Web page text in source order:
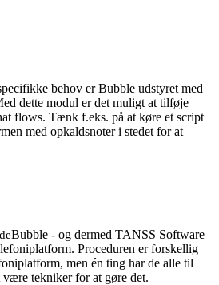
behov er Bubble udstyret med
dette modul er det muligt at tilføje
flows. Tænk f.eks. på at køre et script
med opkaldsnoter i stedet for at
Bubble - og dermed TANSS Software
Proceduren er forskellig
men én ting har de alle til
tekniker for at gøre det.